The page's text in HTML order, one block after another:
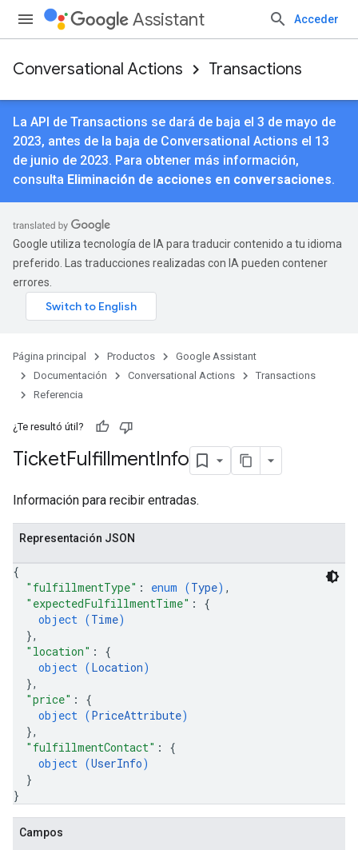
Assistant Acceder
Conversational Actions Transactions
La API de Transactions se dará de baja el 3 de mayo de
2023, antes de la baja de Conversational Actions el 13
de junio de 2023. Para obtener más información,
consulta Eliminación de acciones en conversaciones.
Google utiliza tecnología de IA para traducir contenido a tu idioma
preferido. Las traducciones realizadas con IA pueden contener
errores.
Página principal Productos
Google Assistant
Documentación
Conversational Actions
Transactions
Referencia
¿Te resultó útil?
TicketFulfillmentInfo
Información para recibir entradas.
Representación JSON
{
"fulfillmentType" : enum (Type) ,
"expectedFulfillmentTime" : {
object (Time)
},
"location" : {
object (Location)
},
"price" : {
object (PriceAttribute)
},
"fulfillmentContact" : {
object (UserInfo)
}
}
Campos